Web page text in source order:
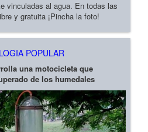
vinculadas al agua. En todas las
y gratuita ¡Pincha la foto!
POPULAR
una motocicleta que
de los humedales